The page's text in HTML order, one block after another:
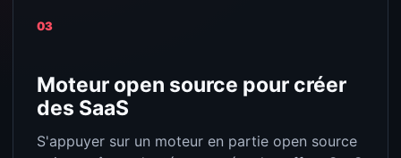
03
Moteur open source pour créer
des SaaS
S'appuyer sur un moteur en partie open source